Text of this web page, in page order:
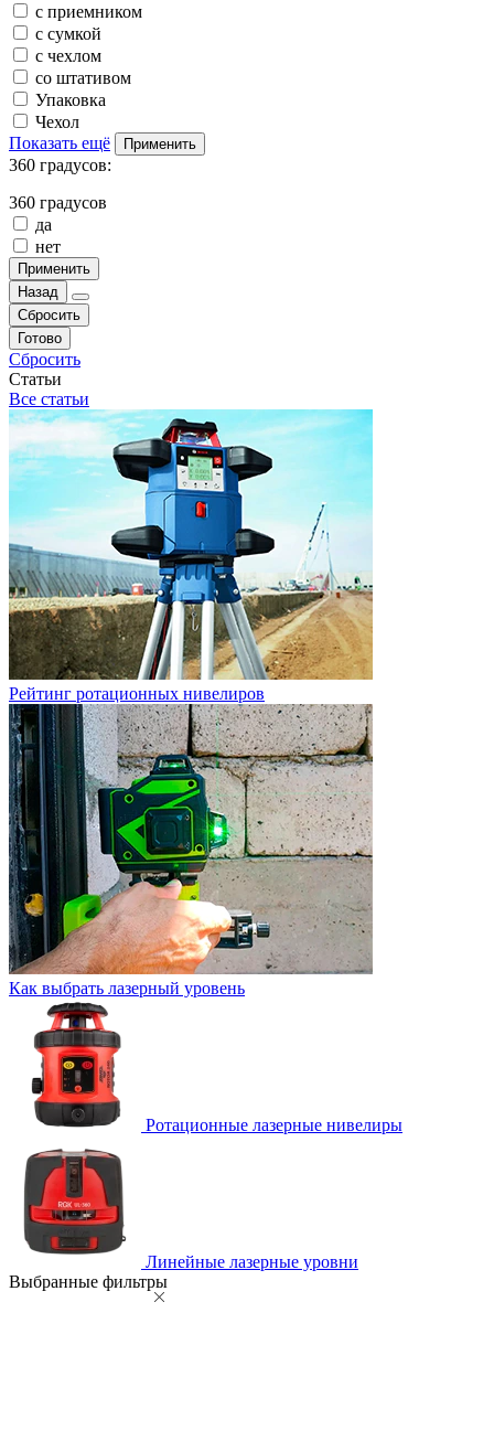
с приемником
с сумкой
с чехлом
со штативом
Упаковка
Чехол
Показать ещё
Применить
360 градусов:
360 градусов
да
нет
Применить
Назад
Сбросить
Готово
Сбросить
Статьи
Все статьи
Рейтинг ротационных нивелиров
Как выбрать лазерный уровень
Ротационные лазерные нивелиры
Линейные лазерные уровни
Выбранные фильтры